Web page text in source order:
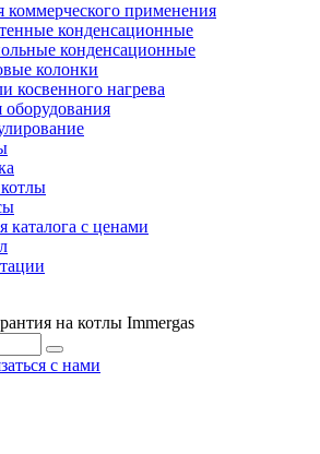
коммерческого применения
конденсационные
конденсационные
колонки
косвенного нагрева
оборудования
каталога с ценами
на котлы Immergas
с нами